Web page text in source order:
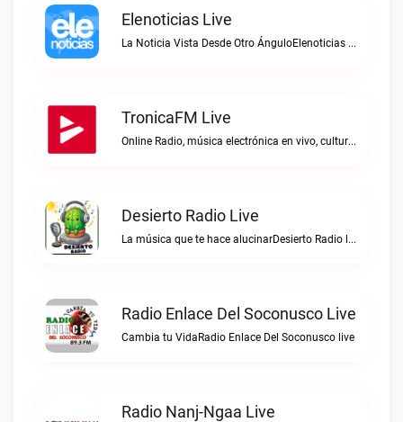
Elenoticias Live
La Noticia Vista Desde Otro ÁnguloElenoticias live
TronicaFM Live
Online Radio, música electrónica en vivo, cultura electrónica, Top 10 semanal, videos, descargasTronicaFM live
Desierto Radio Live
La música que te hace alucinarDesierto Radio live
Radio Enlace Del Soconusco Live
Cambia tu VidaRadio Enlace Del Soconusco live
Radio Nanj-Ngaa Live